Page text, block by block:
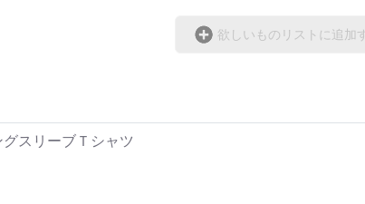
欲しいものリストに追加
スリーブＴシャツ